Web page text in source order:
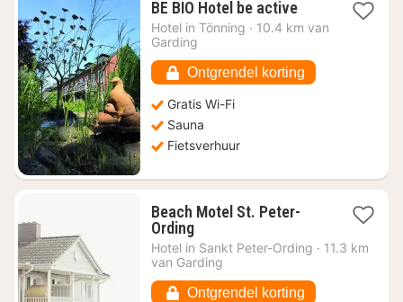
BE BIO Hotel be active1
nacht
154,41
Hotel in Tönning · 10.4 km van
Garding
Ontgrendel korting
Gratis Wi-Fi
Sauna
Fietsverhuur
Beach Motel St. Peter-
Ording1
nacht
vanaf
214,92
Hotel in Sankt Peter-Ording · 11.3 km
van Garding
Ontgrendel korting